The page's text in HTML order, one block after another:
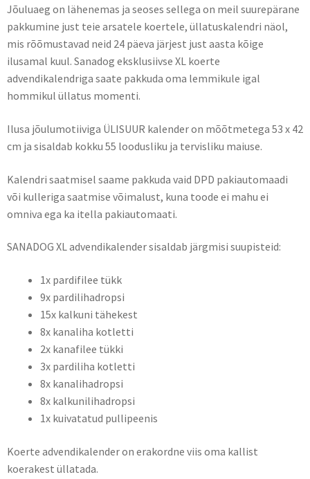
Jõuluaeg on lähenemas ja seoses sellega on meil suurepärane
pakkumine just teie arsatele koertele, üllatuskalendri näol,
mis rõõmustavad neid 24 päeva järjest just aasta kõige
ilusamal kuul. Sanadog eksklusiivse XL koerte
advendikalendriga saate pakkuda oma lemmikule igal
hommikul üllatus momenti.
Ilusa jõulumotiiviga ÜLISUUR kalender on mõõtmetega 53 x 42
cm ja sisaldab kokku 55 loodusliku ja tervisliku maiuse.
Kalendri saatmisel saame pakkuda vaid DPD pakiautomaadi
või kulleriga saatmise võimalust, kuna toode ei mahu ei
omniva ega ka itella pakiautomaati.
SANADOG XL advendikalender sisaldab järgmisi suupisteid:
1x pardifilee tükk
9x pardilihadropsi
15x kalkuni tähekest
8x kanaliha kotletti
2x kanafilee tükki
3x pardiliha kotletti
8x kanalihadropsi
8x kalkunilihadropsi
1x kuivatatud pullipeenis
Koerte advendikalender on erakordne viis oma kallist
koerakest üllatada.